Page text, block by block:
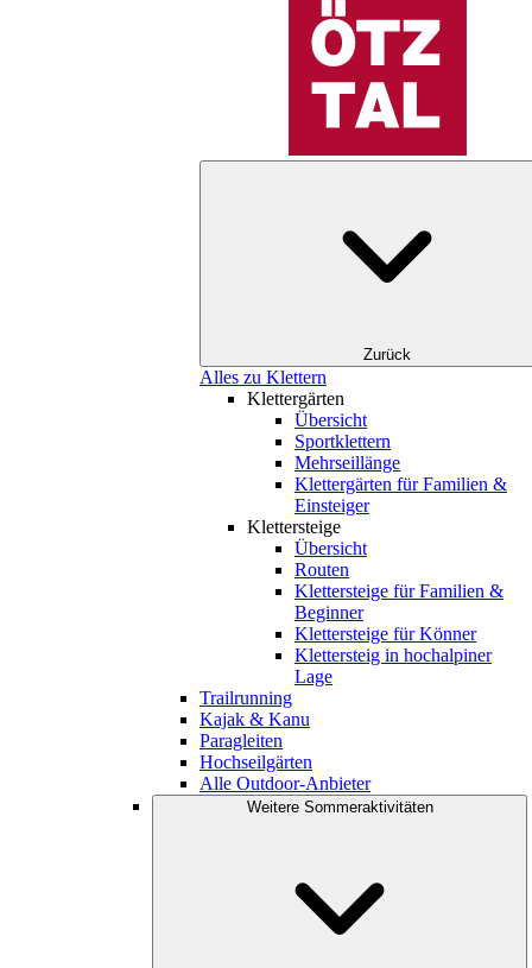
Zurück
Alles zu Klettern
Klettergärten
Übersicht
Sportklettern
Mehrseillänge
Klettergärten für Familien &
Einsteiger
Klettersteige
Übersicht
Routen
Klettersteige für Familien &
Beginner
Klettersteige für Könner
Klettersteig in hochalpiner
Lage
Trailrunning
Kajak & Kanu
Paragleiten
Hochseilgärten
Alle Outdoor-Anbieter
Weitere Sommeraktivitäten